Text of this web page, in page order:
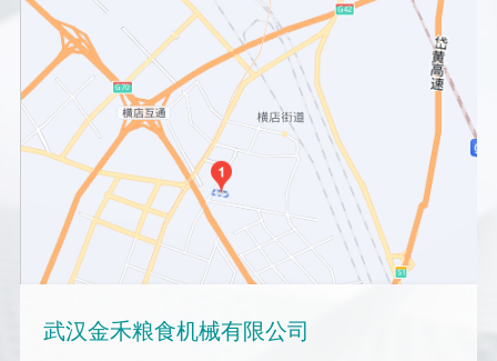
武汉金禾粮食机械有限公司